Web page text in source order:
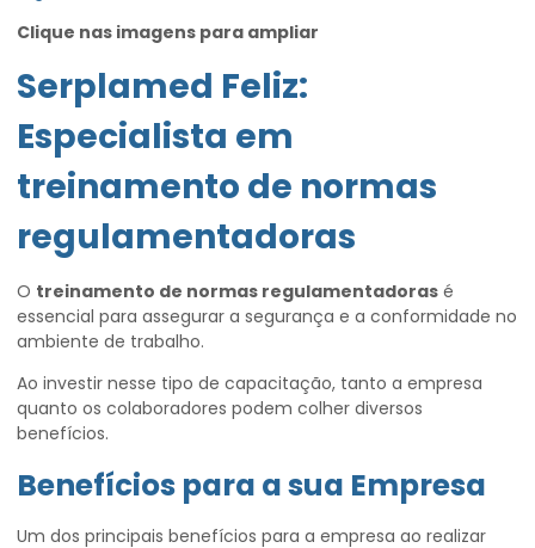
Clique nas imagens para ampliar
Serplamed Feliz:
Especialista em
treinamento de normas
regulamentadoras
O treinamento de normas regulamentadoras é
essencial para assegurar a segurança e a conformidade no
ambiente de trabalho.
Ao investir nesse tipo de capacitação, tanto a empresa
quanto os colaboradores podem colher diversos
benefícios.
Benefícios para a sua Empresa
Um dos principais benefícios para a empresa ao realizar